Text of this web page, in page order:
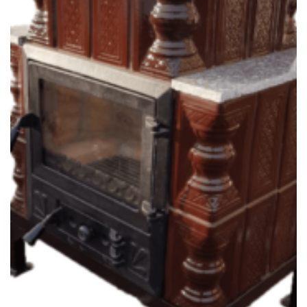
SOBE & ȘEMINEE TERACOTĂ
Șemineu teracotă mobil, Gospodarul, 3 randuri, ușa sticlă mare,
maro 90 cm x 67 cm x 46 cm